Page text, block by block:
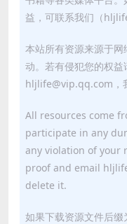
益，可联系我们（
本站所有资源来源于
动。若有侵犯您的权
hljlife@vip.qq.com，
All resources come
participate in any
any violation of your
proof and email
delete it.
如果下载资源文件后缀